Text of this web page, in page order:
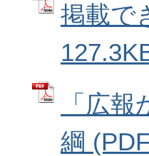
掲載で
「広
綱